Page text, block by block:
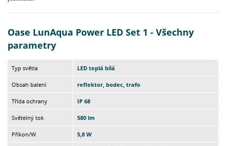
Oase LunAqua Power LED Set 1 - Všechny
parametry
Typ světla LED teplá bílá
Obsah balení reflektor, bodec, trafo
Třída ochrany IP 68
Světelný tok 580 lm
Příkon/W 5,8 W